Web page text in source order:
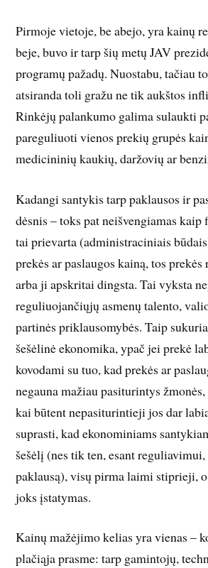
Pirmoje vietoje, be abejo, yra kainų
beje, buvo ir tarp šių metų JAV
programų pažadų. Nuostabu, tačiau
atsiranda toli gražu ne tik aukštos
Rinkėjų palankumo galima sulaukti
pareguliuoti vienos prekių grupės
medicininių kaukių, daržovių ar
Kadangi santykis tarp paklausos ir
dėsnis – toks pat neišvengiamas kaip
tai prievarta (administraciniais
prekės ar paslaugos kainą, tos
arba ji apskritai dingsta. Tai vyksta
reguliuojančiųjų asmenų talento,
partinės priklausomybės. Taip
šešėlinė ekonomika, ypač jei prekė
kovodami su tuo, kad prekės ar
negauna mažiau pasiturintys
kai būtent nepasiturintieji jos dar
suprasti, kad ekonominiams
šešėlį (nes tik ten, esant
paklausą), visų pirma laimi stiprieji,
joks įstatymas.
Kainų mažėjimo kelias yra vienas –
plačiąja prasme: tarp gamintojų,